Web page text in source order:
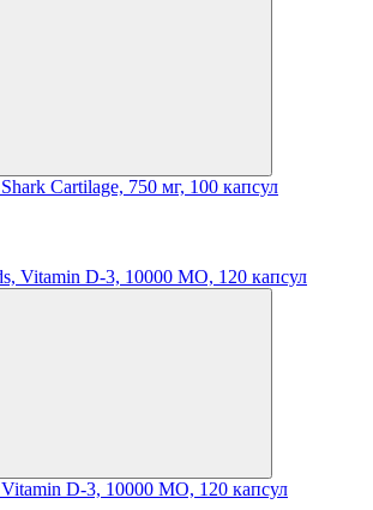
Cartilage, 750 мг, 100 капсул
D-3, 10000 МО, 120 капсул